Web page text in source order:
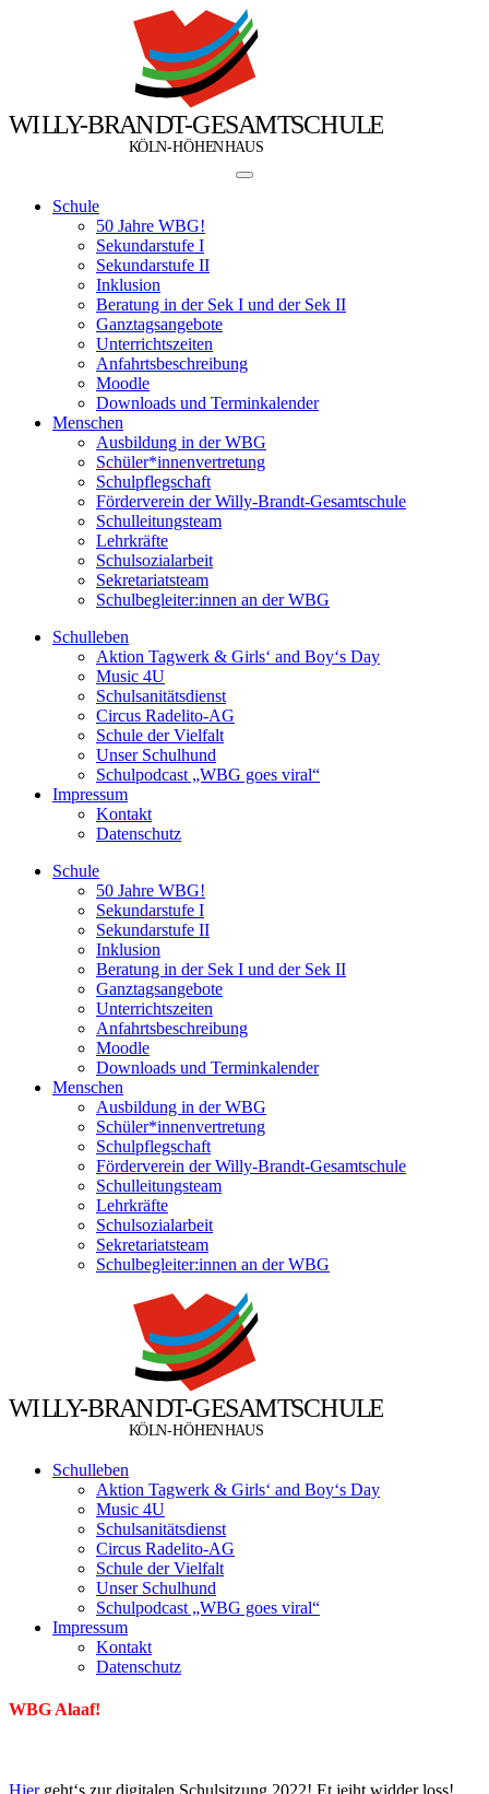
WILLY-BRANDT-GESAMTSCHULE
KÖLN-HÖHENHAUS
Schule
50 Jahre WBG!
Sekundarstufe I
Sekundarstufe II
Inklusion
Beratung in der Sek I und der Sek II
Ganztagsangebote
Unterrichtszeiten
Anfahrtsbeschreibung
Moodle
Downloads und Terminkalender
Menschen
Ausbildung in der WBG
Schüler*innenvertretung
Schulpflegschaft
Förderverein der Willy-Brandt-Gesamtschule
Schulleitungsteam
Lehrkräfte
Schulsozialarbeit
Sekretariatsteam
Schulbegleiter:innen an der WBG
Schulleben
Aktion Tagwerk & Girls‘ and Boy‘s Day
Music 4U
Schulsanitätsdienst
Circus Radelito-AG
Schule der Vielfalt
Unser Schulhund
Schulpodcast „WBG goes viral“
Impressum
Kontakt
Datenschutz
Schule
50 Jahre WBG!
Sekundarstufe I
Sekundarstufe II
Inklusion
Beratung in der Sek I und der Sek II
Ganztagsangebote
Unterrichtszeiten
Anfahrtsbeschreibung
Moodle
Downloads und Terminkalender
Menschen
Ausbildung in der WBG
Schüler*innenvertretung
Schulpflegschaft
Förderverein der Willy-Brandt-Gesamtschule
Schulleitungsteam
Lehrkräfte
Schulsozialarbeit
Sekretariatsteam
Schulbegleiter:innen an der WBG
WILLY-BRANDT-GESAMTSCHULE
KÖLN-HÖHENHAUS
Schulleben
Aktion Tagwerk & Girls‘ and Boy‘s Day
Music 4U
Schulsanitätsdienst
Circus Radelito-AG
Schule der Vielfalt
Unser Schulhund
Schulpodcast „WBG goes viral“
Impressum
Kontakt
Datenschutz
WBG Alaaf!
Hiergeht‘s zur digitalen Schulsitzung 2022! Et jeiht widder loss!